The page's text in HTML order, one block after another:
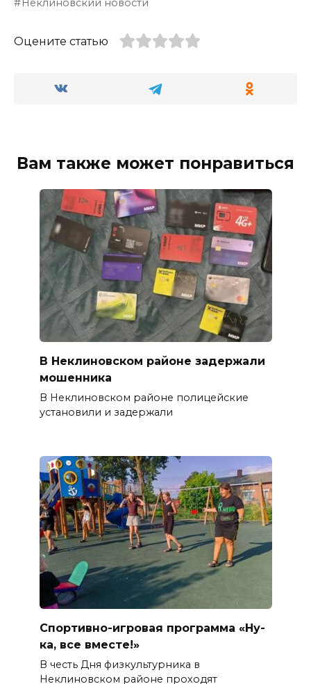
Неклиновский новости
Оцените статью
Вам также может понравиться
В Неклиновском районе задержали
мошенника
В Неклиновском районе полицейские
установили и задержали
Спортивно-игровая программа «Ну-
ка, все вместе!»
В честь Дня физкультурника в
Неклиновском районе проходят